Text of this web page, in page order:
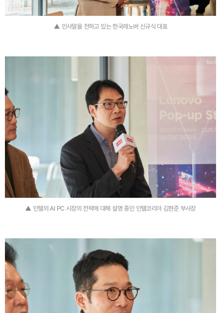
▲ 인사말을 전하고 있는 한국레노버 신규식 대표
▲ 인텔의 AI PC 시장의 전략에 대해 설명 중인 인텔코리아 김현준 부사장